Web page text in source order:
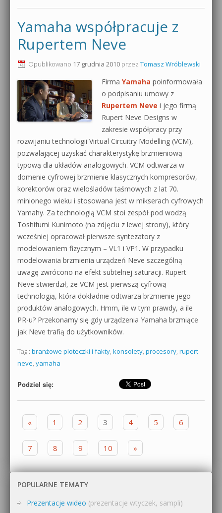
Yamaha współpracuje z
Rupertem Neve
Opublikowano 17 grudnia 2010 przez Tomasz Wróblewski
Firma Yamaha poinformowała
o podpisaniu umowy z
Rupertem Neve i jego firmą
Rupert Neve Designs w
zakresie współpracy przy
rozwijaniu technologii Virtual Circuitry Modelling (VCM),
pozwalającej uzyskać charakterystykę brzmieniową
typową dla układów analogowych. VCM odtwarza w
domenie cyfrowej brzmienie klasycznych kompresorów,
korektorów oraz wielośladów taśmowych z lat 70.
minionego wieku i stosowana jest w mikserach cyfrowych
Yamahy. Za technologią VCM stoi zespół pod wodzą
Toshifumi Kunimoto (na zdjęciu z lewej strony), który
wcześniej opracował pierwsze syntezatory z
modelowaniem fizycznym – VL1 i VP1. W przypadku
modelowania brzmienia urządzeń Neve szczególną
uwagę zwrócono na efekt subtelnej saturacji. Rupert
Neve stwierdził, że VCM jest pierwszą cyfrową
technologią, która dokładnie odtwarza brzmienie jego
produktów analogowych. Hmm, ile w tym prawdy, a ile
PR-u? Przekonamy się gdy urządzenia Yamaha brzmiące
jak Neve trafią do użytkowników.
Tagi: branżowe ploteczki i fakty, konsolety, procesory, rupert
neve, yamaha
Podziel się:
Zobacz wpisy
« 1 2 3 4 5 6
7 8 9 10 »
POPULARNE TEMATY
Prezentacje wideo (prezentacje wtyczek, sampli)